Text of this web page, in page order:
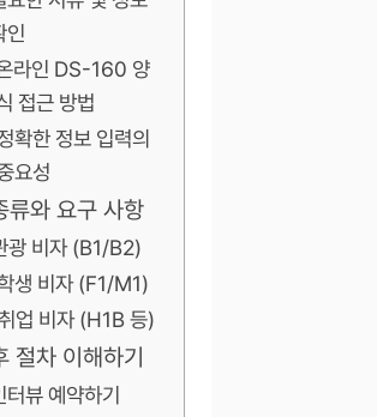
인
라인 DS-160 양
접근 방법
확한 정보 입력의
요성
류와 요구 사항
광 비자 (B1/B2)
생 비자 (F1/M1)
업 비자 (H1B 등)
절차 이해하기
터뷰 예약하기